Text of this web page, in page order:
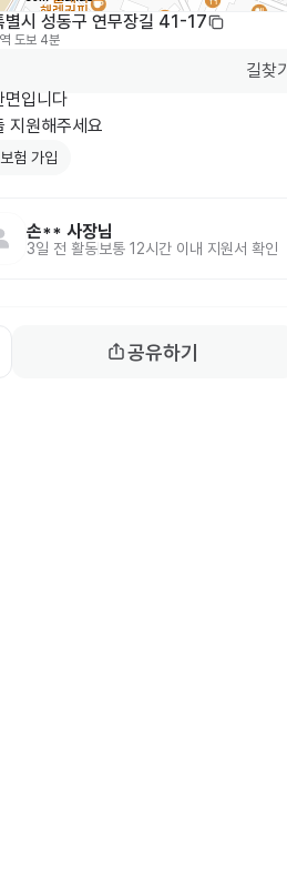
별시 성동구 연무장길 41-17
도보 4분
길찾기
면입니다
지원해주세요
험 가입
손** 사장님
3일 전 활동보통 12시간 이내 지원서 확인
공유하기